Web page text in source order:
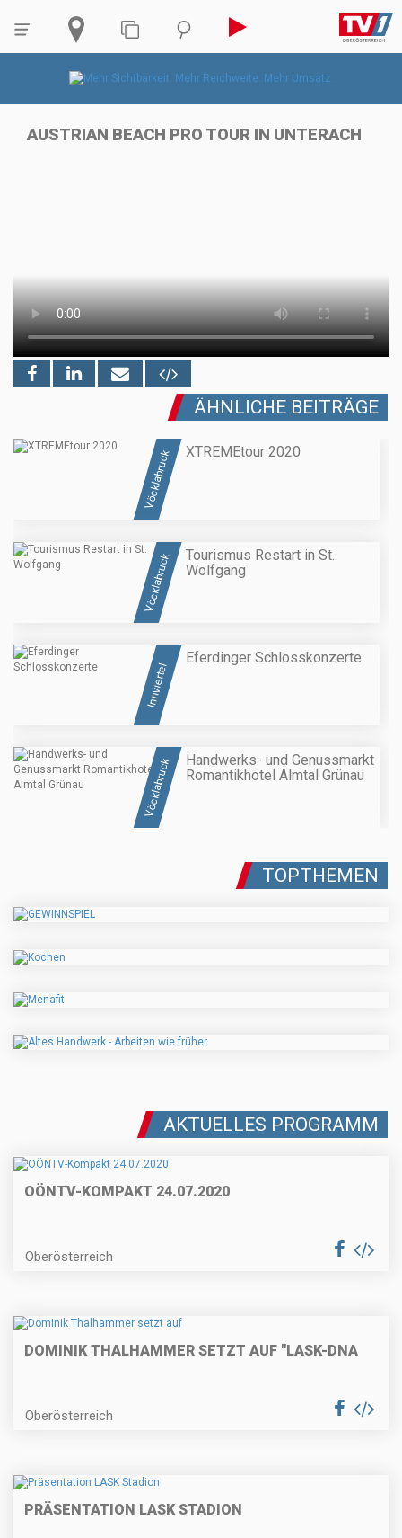
AUSTRIAN BEACH PRO TOUR IN UNTERACH
ÄHNLICHE BEITRÄGE
Vöcklabruck XTREMEtour 2020
Vöcklabruck
Tourismus Restart in St.
Wolfgang
Innviertel
Eferdinger Schlosskonzerte
Vöcklabruck
Handwerks- und Genussmarkt
Romantikhotel Almtal Grünau
TOPTHEMEN
AKTUELLES PROGRAMM
OÖNTV-KOMPAKT 24.07.2020
Oberösterreich
DOMINIK THALHAMMER SETZT AUF "LASK-DNA
Oberösterreich
PRÄSENTATION LASK STADION